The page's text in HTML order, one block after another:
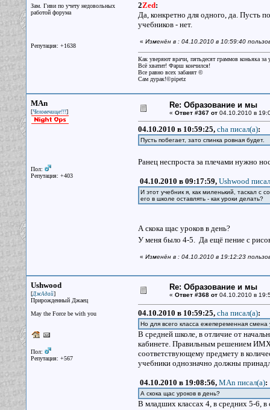
Зам. Гиви по учету недовольных
работой форума
Репутация: +1638
2Zed:
Да, конкретно для одного, да. Пусть
учебников - нет.
« Изменён в : 04.10.2010 в 10:59:40
Как уверяют врачи, пятьдесят граммов коньяка
Всё хватит! Фарш кончился!
Все равно всех забанят ©
Сам дурак!©pipetz
MAn
[Человечище!!!]
Пол:
Репутация: +403
Re: Образование и мы
« Ответ #367 от04.10.2010 в
04.10.2010 в 10:59:25, cha писал(a):
Пусть побегает, зато спинка ровная будет.
Ранец неспроста за плечами нужно
04.10.2010 в 09:17:59, Ushwood
И этот учебник я, как миленький, таскал с
его в школе оставлять - как уроки делать?
А скока щас уроков в день?
У меня было 4-5. Да ещё пение с
« Изменён в : 04.10.2010 в 19:12:23
Ushwood
[ДжАдай]
Прирожденный Джаец
May the Force be with you
Пол:
Репутация: +567
Re: Образование и мы
« Ответ #368 от04.10.2010 в
04.10.2010 в 10:59:25, cha писал(a):
Но для всего класса ежепеременная
В средней школе, в отличие от
кабинете. Правильным решением
соответствующему предмету в
учебники однозначно должны
04.10.2010 в 19:08:56, MAn писал(a):
А скока щас уроков в день?
В младших классах 4, в средних 5-6, в